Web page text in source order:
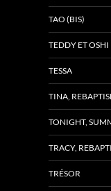
TAO (BIS)
TEDDY ET OSHI
TESSA
TINA,
TONIGHT,
TRACY,
TRÉSOR